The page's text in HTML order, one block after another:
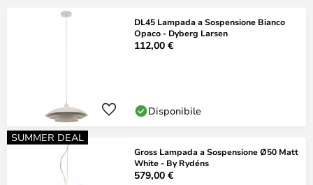
DL45 Lampada a Sospensione Bianco
Opaco - Dyberg Larsen
112,00 €
Disponibile
SUMMER DEAL
Gross Lampada a Sospensione Ø50 Matt
White - By Rydéns
579,00 €